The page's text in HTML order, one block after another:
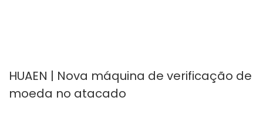
HUAEN | Nova máquina de verificação de
moeda no atacado